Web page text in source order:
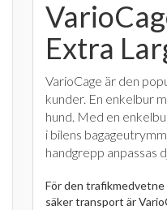
Extra
VarioCage är den
kunder. En enkelbur
hund. Med en
i bilens
handgrepp anpassas
För den
säker transport är